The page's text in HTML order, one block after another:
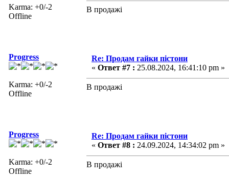
Karma: +0/-2
Offline
В продажі
Progress
Karma: +0/-2
Offline
Re: Продам гайки пістони
« Ответ #7 : 25.08.2024, 16:41:10 pm »
В продажі
Progress
Karma: +0/-2
Offline
Re: Продам гайки пістони
« Ответ #8 : 24.09.2024, 14:34:02 pm »
В продажі